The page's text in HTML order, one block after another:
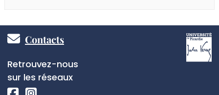
Pied
de
page
Contacts
Réseaux
sociaux
Retrouvez-nous
sur les réseaux